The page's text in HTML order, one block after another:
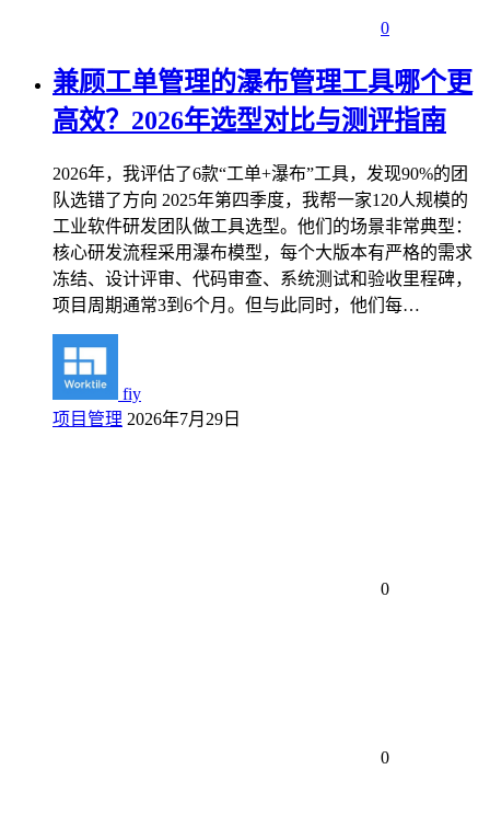
0
兼顾工单管理的瀑布管理工具哪个更
高效？2026年选型对比与测评指南
2026年，我评估了6款“工单+瀑布”工具，发现90%的团
队选错了方向 2025年第四季度，我帮一家120人规模的
工业软件研发团队做工具选型。他们的场景非常典型：
核心研发流程采用瀑布模型，每个大版本有严格的需求
冻结、设计评审、代码审查、系统测试和验收里程碑，
项目周期通常3到6个月。但与此同时，他们每…
fiy
项目管理 2026年7月29日
0
0